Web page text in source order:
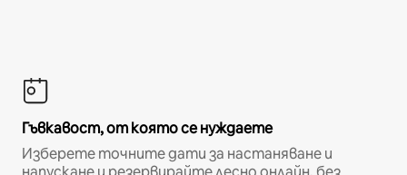
Гъвкавост, от която се нуждаете
Изберете точните дати за настаняване и